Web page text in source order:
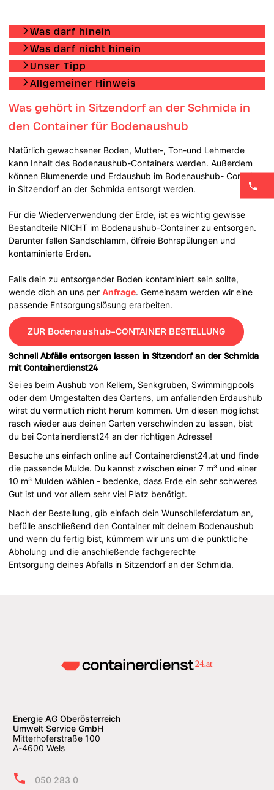
Was darf hinein
Was darf nicht hinein
Unser Tipp
Allgemeiner Hinweis
Was gehört in Sitzendorf an der Schmida in
den Container für Bodenaushub
Natürlich gewachsener Boden, Mutter-, Ton-und Lehmerde
kann Inhalt des Bodenaushub-Containers werden. Außerdem
können Blumenerde und Erdaushub im Bodenaushub- Container
in Sitzendorf an der Schmida entsorgt werden.
Für die Wiederverwendung der Erde, ist es wichtig gewisse
Bestandteile NICHT im Bodenaushub-Container zu entsorgen.
Darunter fallen Sandschlamm, ölfreie Bohrspülungen und
kontaminierte Erden.
Falls dein zu entsorgender Boden kontaminiert sein sollte,
wende dich an uns perAnfrage. Gemeinsam werden wir eine
passende Entsorgungslösung erarbeiten.
ZUR Bodenaushub-CONTAINER BESTELLUNG
Schnell Abfälle entsorgen lassen in Sitzendorf an der Schmida
mit Containerdienst24
Sei es beim Aushub von Kellern, Senkgruben, Swimmingpools
oder dem Umgestalten des Gartens, um anfallenden Erdaushub
wirst du vermutlich nicht herum kommen. Um diesen möglichst
rasch wieder aus deinen Garten verschwinden zu lassen, bist
du bei Containerdienst24 an der richtigen Adresse!
Besuche uns einfach online auf Containerdienst24.at und finde
die passende Mulde. Du kannst zwischen einer 7 m³ und einer
10 m³ Mulden wählen - bedenke, dass Erde ein sehr schweres
Gut ist und vor allem sehr viel Platz benötigt.
Nach der Bestellung, gib einfach dein Wunschlieferdatum an,
befülle anschließend den Container mit deinem Bodenaushub
und wenn du fertig bist, kümmern wir uns um die pünktliche
Abholung und die anschließende fachgerechte
Entsorgung deines Abfalls in Sitzendorf an der Schmida.
Energie AG Oberösterreich
Umwelt Service GmbH
Mitterhoferstraße 100
A-4600 Wels
050 283 0